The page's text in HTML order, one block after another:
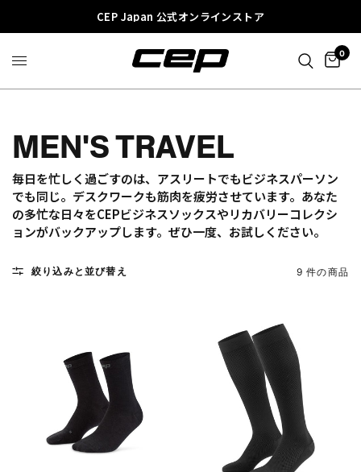
CEP Japan 公式オンラインストア
0
MEN'S TRAVEL
毎日を忙しく過ごすのは、アスリートでもビジネスパーソン
でも同じ。デスクワークも筋肉を疲労させています。あなた
の多忙な日々をCEPビジネスソックスやリカバリーコレクシ
ョンがバックアップします。ぜひ一度、お試しください。
絞り込みと並び替え 9 件の商品